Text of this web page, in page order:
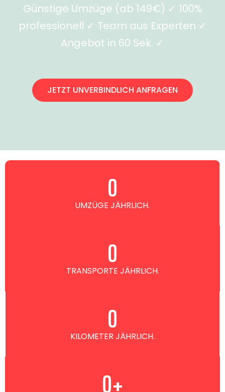
Günstige Umzüge (ab 149€) ✓ 100%
professionell ✓ Team aus Experten ✓
Angebot in 60 Sek. ✓
JETZT UNVERBINDLICH ANFRAGEN
UMZÜGE JÄHRLICH.
0
TRANSPORTE JÄHRLICH.
0
KILOMETER JÄHRLICH.
0